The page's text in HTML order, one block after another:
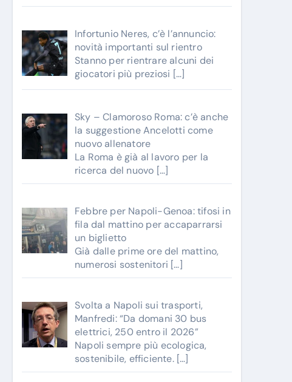
Infortunio Neres, c’è l’annuncio:
novità importanti sul rientro
Stanno per rientrare alcuni dei
giocatori più preziosi […]
Sky – Clamoroso Roma: c’è anche
la suggestione Ancelotti come
nuovo allenatore
La Roma è già al lavoro per la
ricerca del nuovo […]
Febbre per Napoli-Genoa: tifosi in
fila dal mattino per accaparrarsi
un biglietto
Già dalle prime ore del mattino,
numerosi sostenitori […]
Svolta a Napoli sui trasporti,
Manfredi: “Da domani 30 bus
elettrici, 250 entro il 2026”
Napoli sempre più ecologica,
sostenibile, efficiente. […]